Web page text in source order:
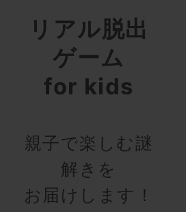
リアル脱出
ゲーム
for kids
親子で楽しむ謎
解きを
お届けします！